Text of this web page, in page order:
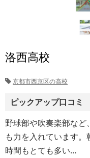
洛西高校
京都市西京区の高校
ピックアップ口コミ
野球部や吹奏楽部な
も力を入れています
時間もとても多い…